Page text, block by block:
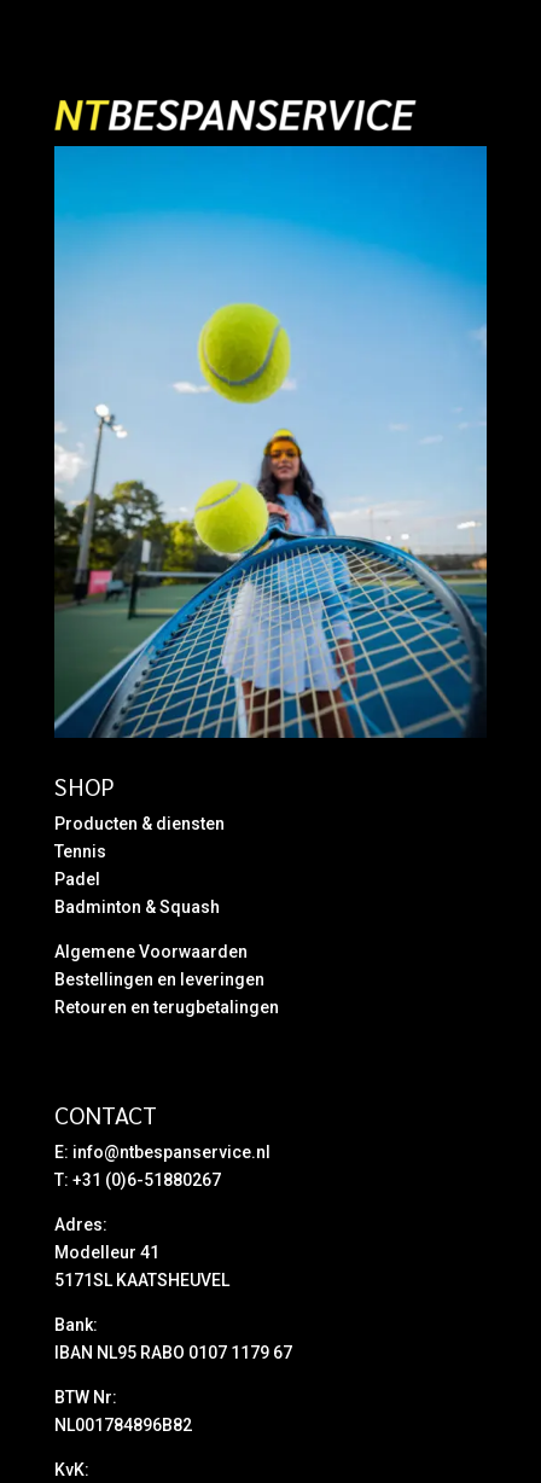
SHOP
Producten & diensten
Tennis
Padel
Badminton & Squash
Algemene Voorwaarden
Bestellingen en leveringen
Retouren en terugbetalingen
CONTACT
E: info@ntbespanservice.nl
T: +31 (0)6-51880267
Adres:
Modelleur 41
5171SL KAATSHEUVEL
Bank:
IBAN NL95 RABO 0107 1179 67
BTW Nr:
NL001784896B82
KvK: